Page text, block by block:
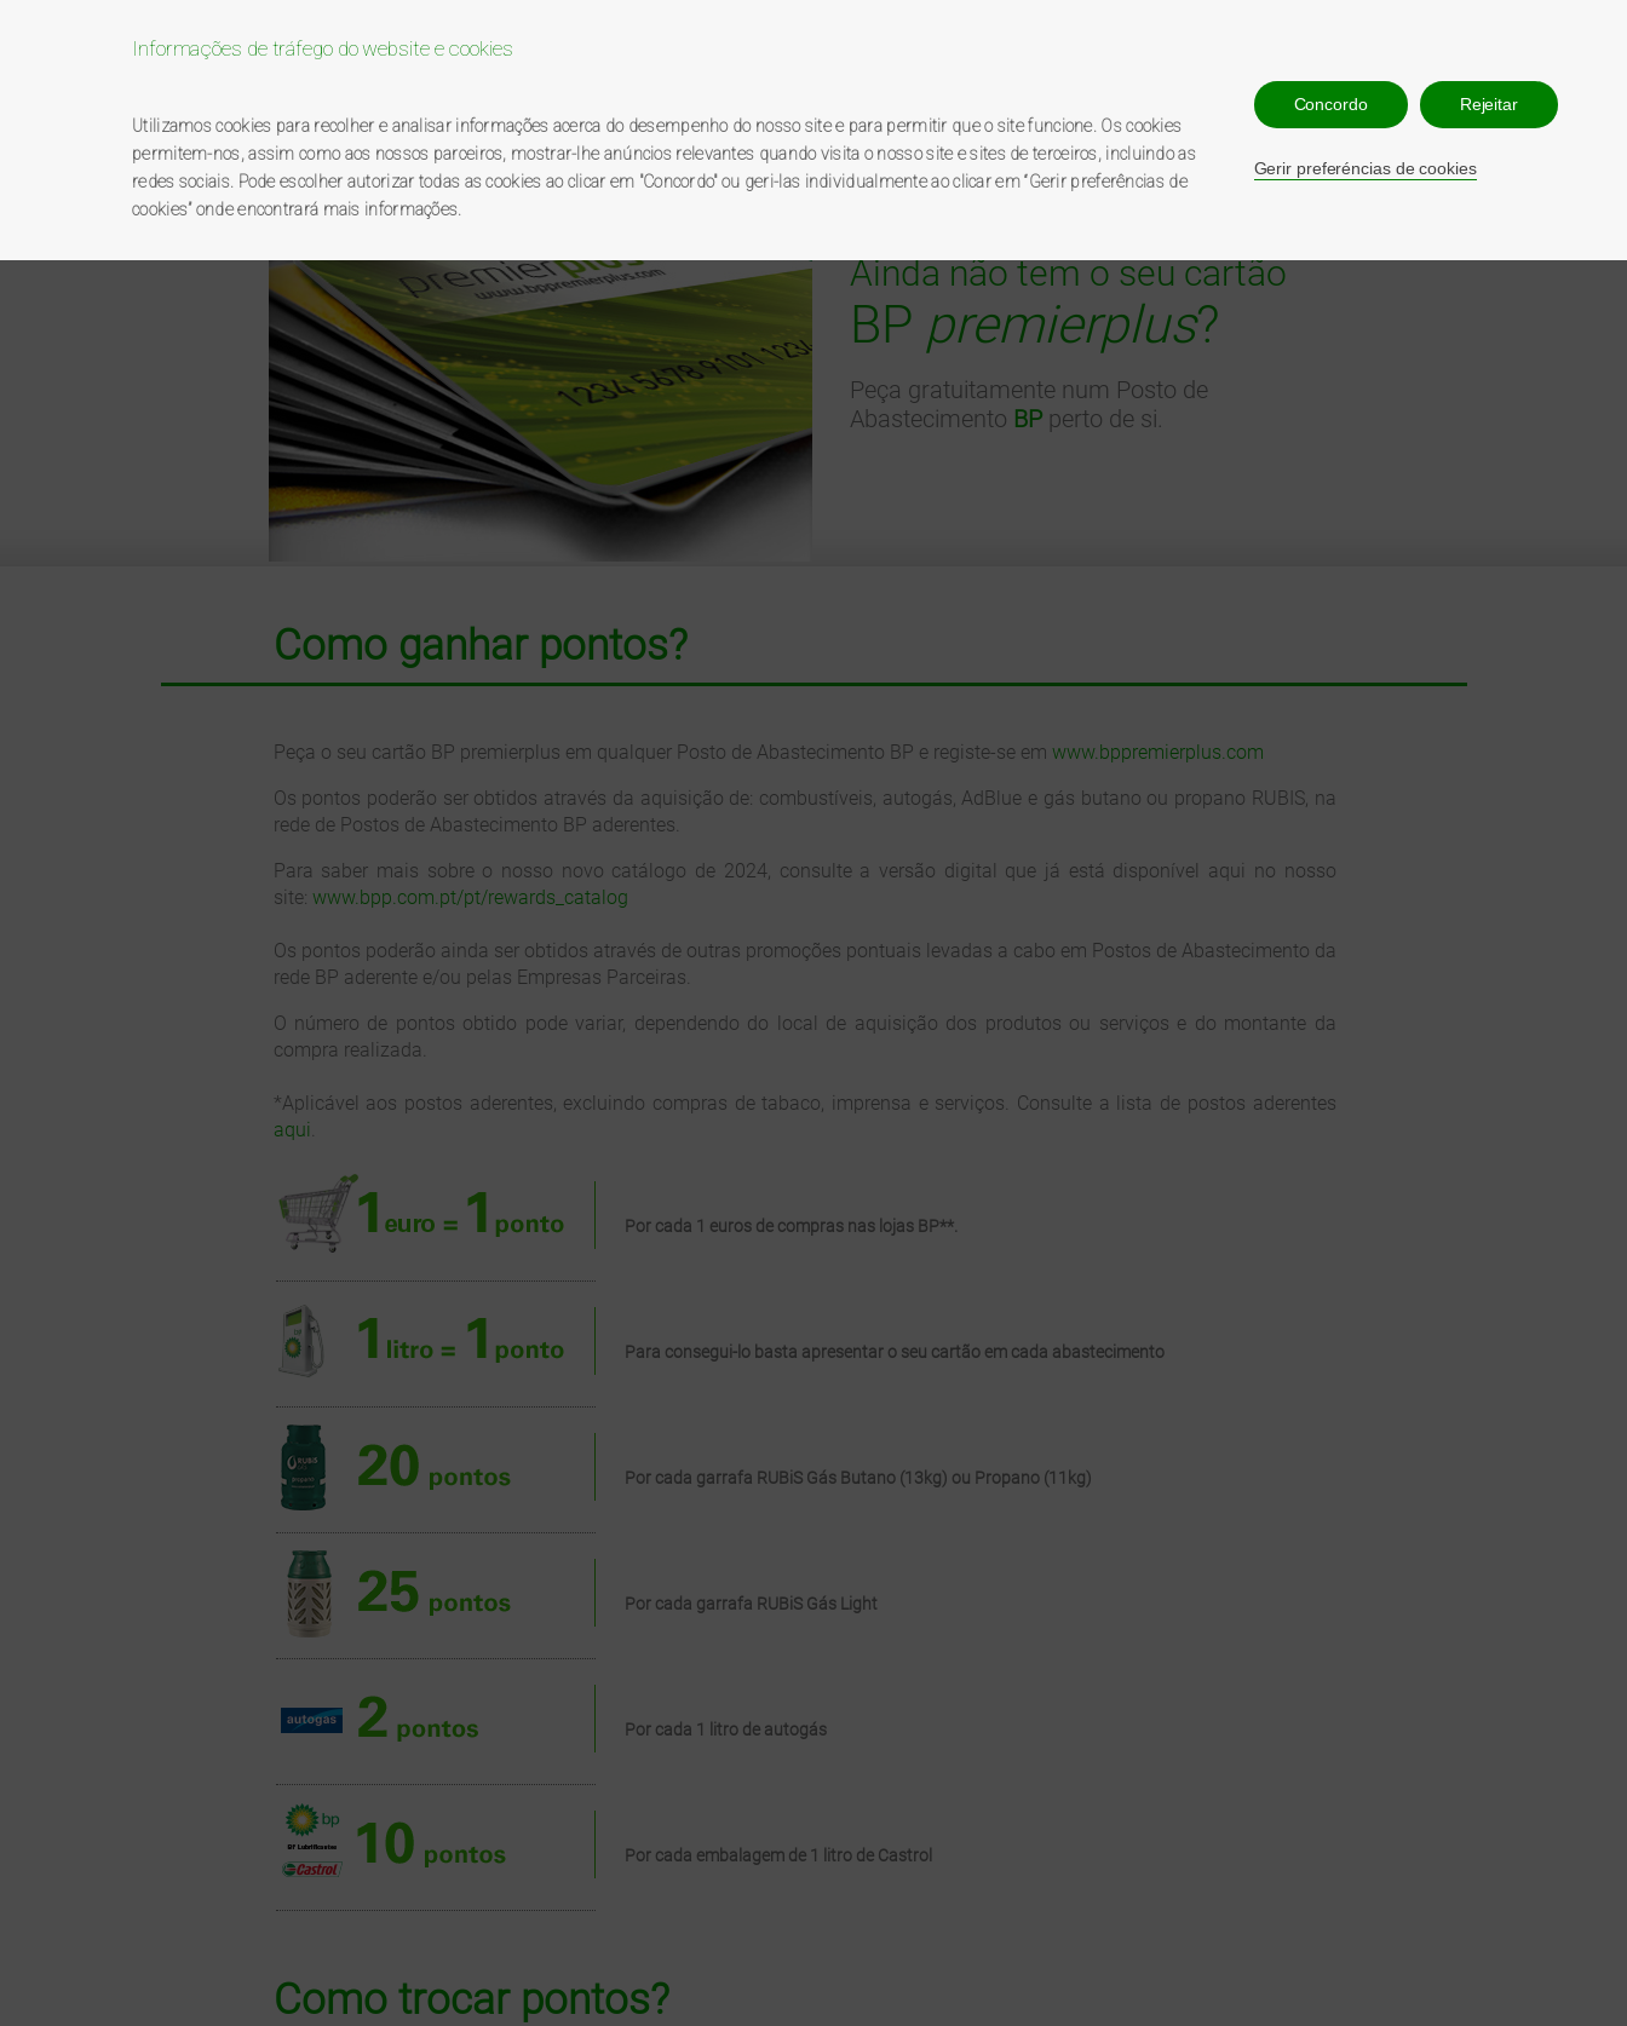
Informações de tráfego do website e cookies
Utilizamos cookies para recolher e analisar informações acerca do desempenho do nosso site e para permitir que o site funcione. Os cookies
permitem-nos, assim como aos nossos parceiros, mostrar-lhe anúncios relevantes quando visita o nosso site e sites de terceiros, incluindo as
redes sociais. Pode escolher autorizar todas as cookies ao clicar em "Concordo" ou geri-las individualmente ao clicar em “Gerir preferências de
cookies” onde encontrará mais informações.
Concordo Rejeitar
Gerir preferéncias de cookies
210 547 860
808 200 068
BPpremierplus catálogo de brindes promoções postos BP
Ainda não tem o seu cartão
BP premierplus?
Peça gratuitamente num Posto de
Abastecimento BP perto de si.
Como ganhar pontos?
Peça o seu cartão BP premierplus em qualquer Posto de Abastecimento BP e registe-se em www.bppremierplus.com
Os pontos poderão ser obtidos através da aquisição de: combustíveis, autogás, AdBlue e gás butano ou propano RUBIS, na
rede de Postos de Abastecimento BP aderentes.
Para saber mais sobre o nosso novo catálogo de 2024, consulte a versão digital que já está disponível aqui no nosso
site: www.bpp.com.pt/pt/rewards_catalog
Os pontos poderão ainda ser obtidos através de outras promoções pontuais levadas a cabo em Postos de Abastecimento da
rede BP aderente e/ou pelas Empresas Parceiras.
O número de pontos obtido pode variar, dependendo do local de aquisição dos produtos ou serviços e do montante da
compra realizada.
*Aplicável aos postos aderentes, excluindo compras de tabaco, imprensa e serviços. Consulte a lista de postos aderentes
aqui.
Por cada 1 euros de compras nas lojas BP**.
Para consegui-lo basta apresentar o seu cartão em cada abastecimento
Por cada garrafa RUBiS Gás Butano (13kg) ou Propano (11kg)
Por cada garrafa RUBiS Gás Light
Por cada 1 litro de autogás
Por cada embalagem de 1 litro de Castrol
Como trocar pontos?